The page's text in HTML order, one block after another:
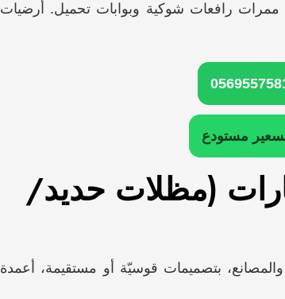
رافعات شوكية وبوابات تحميل. أرضيات
مستودع
(مظلات حديد/
بتصميمات قوسيّة أو مستقيمة، أعمدة